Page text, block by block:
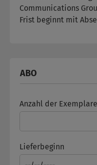
Communications
Frist beginnt mit
ABO
Anzahl der Exemplare
Lieferbeginn